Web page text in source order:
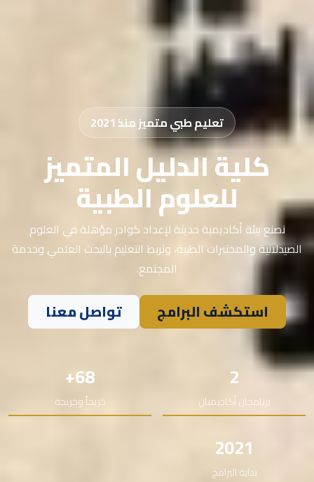
تعليم طبي متميز منذ 2021
كلية الدليل المتميز
للعلوم الطبية
نصنع بيئة أكاديمية حديثة لإعداد كوادر مؤهلة في العلوم
الصيدلانية والمختبرات الطبية، ونربط التعليم بالبحث العلمي وخدمة
المجتمع.
استكشف البرامج تواصل معنا
2
برنامجان أكاديميان
68+
خريجاً وخريجة
2021
بداية البرامج